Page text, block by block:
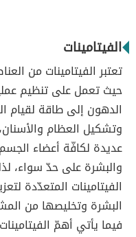
الفيتامينات
تعتبر الفيتامينات من
حيث تعمل على تنظيم
الدهون إلى طاقة لقيام
وتشكيل العظام
عديدة لكافّة أعضاء
والبشرة على حدّ سواء،
الفيتامينات المتعدّدة
البشرة وتخليصها من
فيما يأتي أهمّ